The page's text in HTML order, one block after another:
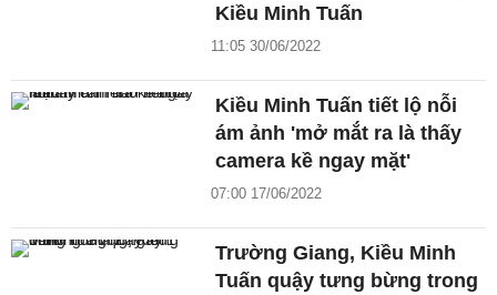
Kiều Minh Tuấn
11:05 30/06/2022
Kiều Minh Tuấn tiết lộ nỗi
ám ảnh 'mở mắt ra là thấy
camera kề ngay mặt'
07:00 17/06/2022
Trường Giang, Kiều Minh
Tuấn quậy tưng bừng trong